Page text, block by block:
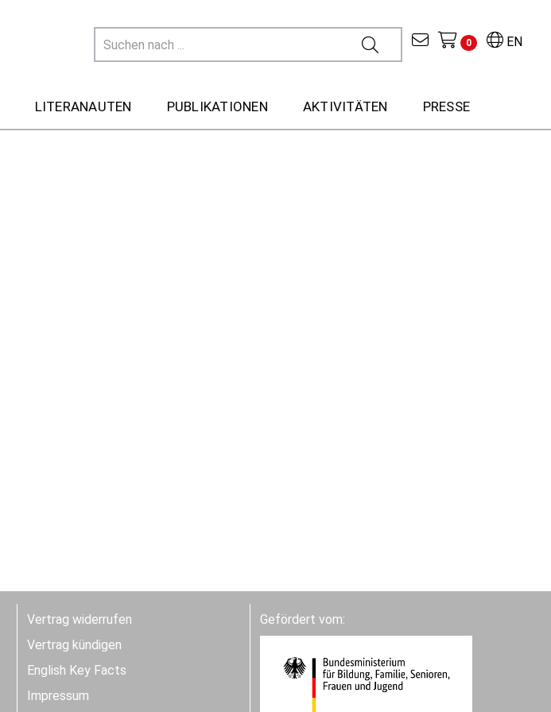
EN
0
LITERANAUTEN PUBLIKATIONEN AKTIVITÄTEN PRESSE
Vertrag widerrufen
Vertrag kündigen
English Key Facts
Impressum
Gefördert vom: